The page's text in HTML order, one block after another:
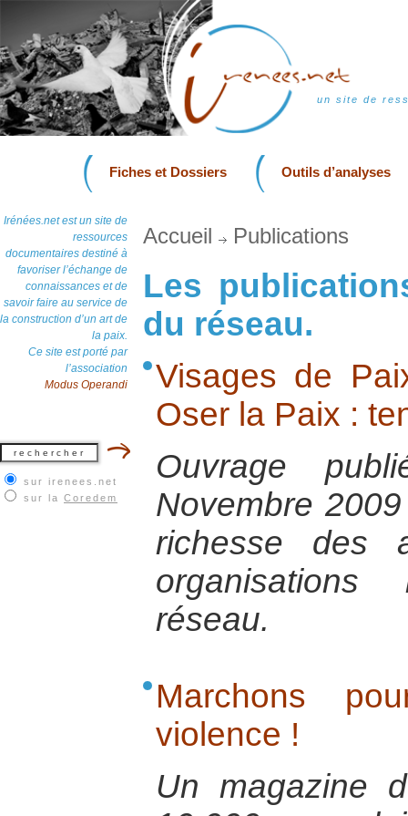
un site de
Fiches et Dossiers Outils d’analyses
Irénées.net est un site de
ressources
documentaires destiné à
favoriser l’échange de
connaissances et de
savoir faire au service de
la construction d’un art de
la paix.
Ce site est porté par
l’association
Modus Operandi
sur irenees.net
sur la Coredem
Accueil Publications
Les
du réseau.
Visages de
Oser la Paix :
Ouvrage
Novembre
richesse des
réseau.
Marchons
violence !
Un magazine